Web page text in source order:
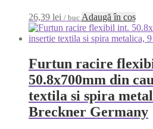
26,39 lei / buc Adaugă în coș
Furtun racire
50.8x700mm din
textila si spira
Breckner Germany